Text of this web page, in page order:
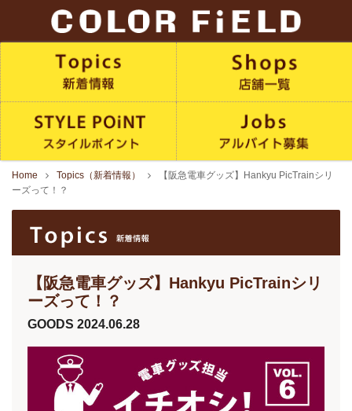
Home Topics（新着情報）
【阪急電車グッズ】Hankyu PicTrainシリ
ーズって！？
【阪急電車グッズ】Hankyu PicTrainシリ
ーズって！？
GOODS 2024.06.28